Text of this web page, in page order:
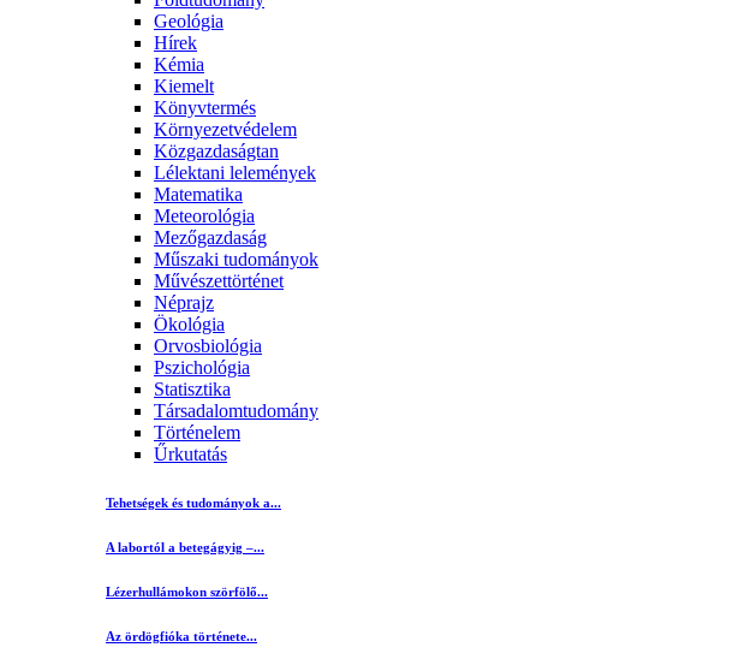
Geológia
Hírek
Kémia
Kiemelt
Könyvtermés
Környezetvédelem
Közgazdaságtan
Lélektani lelemények
Matematika
Meteorológia
Mezőgazdaság
Műszaki tudományok
Művészettörténet
Néprajz
Ökológia
Orvosbiológia
Pszichológia
Statisztika
Társadalomtudomány
Történelem
Űrkutatás
Tehetségek és tudományok a...
A labortól a betegágyig –...
Lézerhullámokon szörfölő...
Az ördögfióka története...